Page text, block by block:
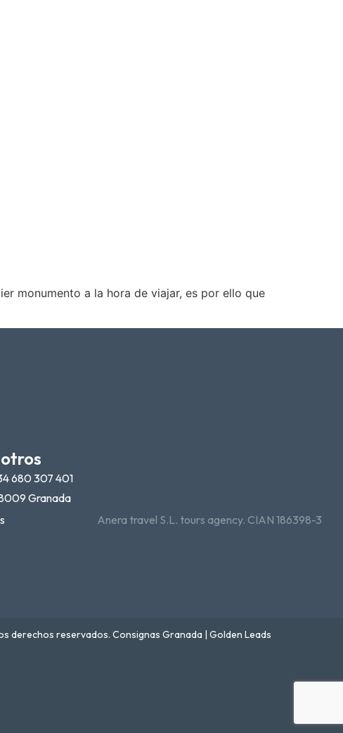
monumento a la hora de viajar, es por ello que
680 307 401
Granada
Anera travel S.L. tours agency. CIAN 186398-3
derechos reservados. Consignas Granada | Golden Leads